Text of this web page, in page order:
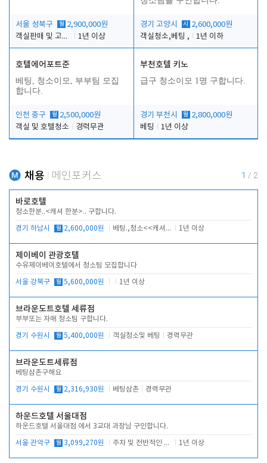
서울 성북구 월 2,900,000원
객실판매 및 고객응대
1년 이상
경기 고양시 시
2,600,000원
객실청소,베팅 ,
1년 이하
호텔에어포트준
베팅, 청소이모, 부부팀 모집
합니다.
인천 중구 월 2,500,000원
객실 및 호텔청소
경력무관
부천호텔 키노
급구 청소이모 1명 구합니다.
경기 부천시 월 2,800,000원
베팅
1년 이상
채용 메인포커스 1 / 2
바로호텔
청소한분..<캐셔 한분>.. 구합니다.
경기 하남시 월 2,600,000원 베팅.,청소<<캐셔 모셔봅니다. 1년 이상
제이베이 관광호텔
수유제이베이호텔에서 청소팀 모집합니다
서울 강북구 월 5,600,000원 1년 이상
브라운도트호텔 세류점
부부또는 자매 청소팀 구합니다.
경기 수원시 월 5,400,000원 객실청소및 베팅 경력무관
브라운도트세류점
베팅삼촌구해요
경기 수원시 월 2,316,930원 베팅삼촌 경력무관
하운드호텔 서울대점
하운드호텔 서울대점 에서 3교대 과장님 구인합니다.
서울 관악구 월 3,099,270원 주차 및 전반적인 당번업무 1년 이상